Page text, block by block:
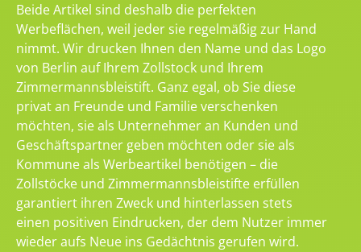
Beide Artikel sind deshalb die perfekten
Werbeflächen, weil jeder sie regelmäßig zur Hand
nimmt. Wir drucken Ihnen den Name und das Logo
von Berlin auf Ihrem Zollstock und Ihrem
Zimmermannsbleistift. Ganz egal, ob Sie diese
privat an Freunde und Familie verschenken
möchten, sie als Unternehmer an Kunden und
Geschäftspartner geben möchten oder sie als
Kommune als Werbeartikel benötigen – die
Zollstöcke und Zimmermannsbleistifte erfüllen
garantiert ihren Zweck und hinterlassen stets
einen positiven Eindrucken, der dem Nutzer immer
wieder aufs Neue ins Gedächtnis gerufen wird.